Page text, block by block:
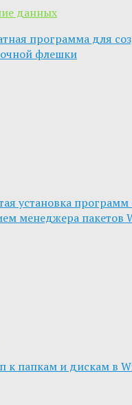
данных
программа для
флешки
установка программ
менеджера пакетов
к папкам и дискам в